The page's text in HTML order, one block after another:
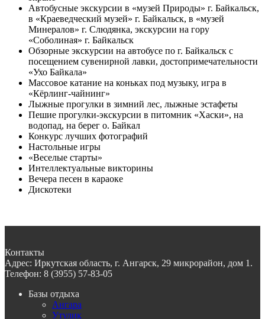
Автобусные экскурсии в «музей Природы» г. Байкальск,
в «Краеведческий музей» г. Байкальск, в «музей
Минералов» г. Слюдянка, экскурсии на гору
«Соболиная» г. Байкальск
Обзорные экскурсии на автобусе по г. Байкальск с
посещением сувенирной лавки, достопримечательности
«Ухо Байкала»
Массовое катание на коньках под музыку, игра в
«Кёрлинг-чайнинг»
Лыжные прогулки в зимний лес, лыжные эстафеты
Пешие прогулки-экскурсии в питомник «Хаски», на
водопад, на берег о. Байкал
Конкурс лучших фотографий
Настольные игры
«Веселые старты»
Интеллектуальные викторины
Вечера песен в караоке
Дискотеки
Контакты
Адрес: Иркутская область, г. Ангарск, 29 микрорайон, дом 1.
Телефон: 8 (3955) 57-83-05
Базы отдыха
Ангара
Утулик